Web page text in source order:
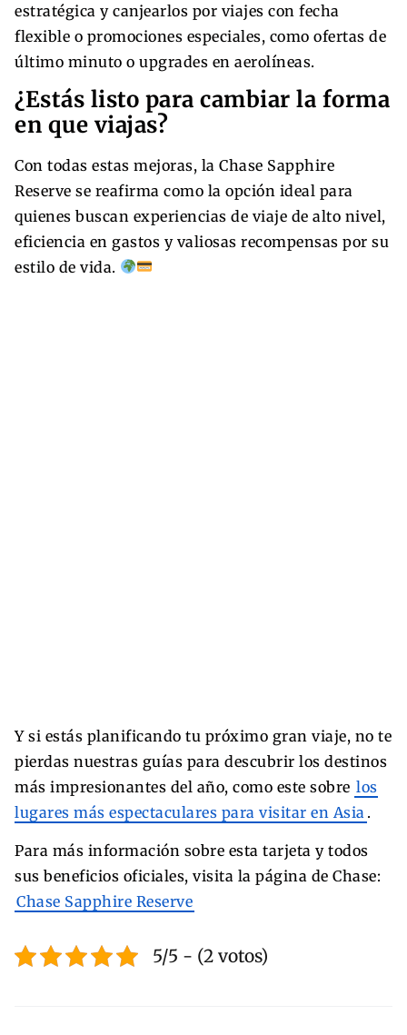
estratégica y canjearlos por viajes con fecha
flexible o promociones especiales, como ofertas de
último minuto o upgrades en aerolíneas.
¿Estás listo para cambiar la forma
en que viajas?
Con todas estas mejoras, la Chase Sapphire
Reserve se reafirma como la opción ideal para
quienes buscan experiencias de viaje de alto nivel,
eficiencia en gastos y valiosas recompensas por su
estilo de vida.
Y si estás planificando tu próximo gran viaje, no te
pierdas nuestras guías para descubrir los destinos
más impresionantes del año, como este sobre los
lugares más espectaculares para visitar en Asia .
Para más información sobre esta tarjeta y todos
sus beneficios oficiales, visita la página de Chase:
Chase Sapphire Reserve
5/5 - (2 votos)